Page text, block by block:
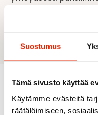
Suostumus
Tämä sivusto käyttää
Käytämme evästeitä
räätälöimiseen,
puhelinnumero: